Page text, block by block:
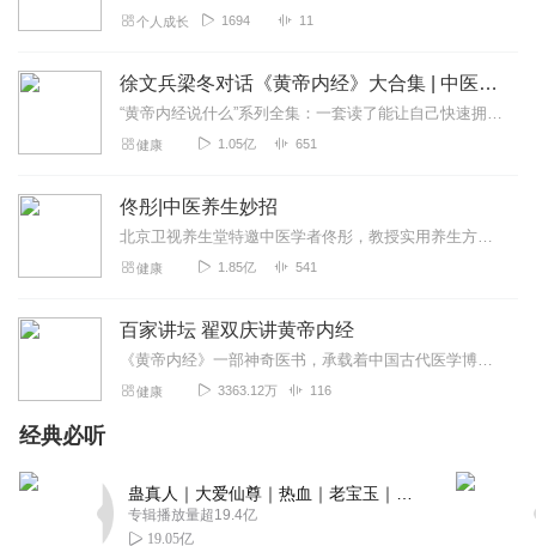
个人成长 1694 11
徐文兵梁冬对话《黄帝内经》大合集 | 中医养生
“黄帝内经说什么”系列全集：一套读了能让自己快速拥有天时、地利、人和的正能量书籍。年轻人读了能更好地懂得处事养身，变得强大；中年人读了会放下得失，随心所欲；老年...
健康 1.05亿 651
佟彤|中医养生妙招
北京卫视养生堂特邀中医学者佟彤，教授实用养生方法。点击“订阅”，获取课程最新情况。更多养生资讯请关注公众号“健康新佟学”！【节目推荐】《佟彤：中医健康自测自理5...
健康 1.85亿 541
百家讲坛 翟双庆讲黄帝内经
《黄帝内经》一部神奇医书，承载着中国古代医学博大精深与辉煌，历经两千多年的沉淀，依旧闪耀着璀璨光芒，与西方医学相比，这部来自东方古国医学经典，在对人身认识上究竟...
健康 3363.12万 116
经典必听
专辑播放量超19.4亿
19.05亿